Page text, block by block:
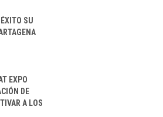
SU
EXPO
DE
A LOS